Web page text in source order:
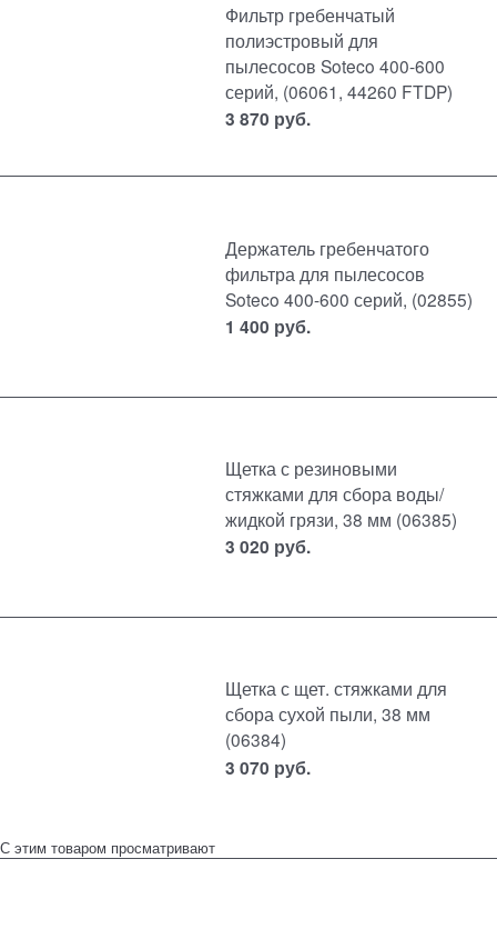
Фильтр гребенчатый
полиэстровый для
пылесосов Soteco 400-600
серий, (06061, 44260 FTDP)
3 870 руб.
Держатель гребенчатого
фильтра для пылесосов
Soteco 400-600 серий, (02855)
1 400 руб.
Щетка с резиновыми
стяжками для сбора воды/
жидкой грязи, 38 мм (06385)
3 020 руб.
Щетка с щет. стяжками для
сбора сухой пыли, 38 мм
(06384)
3 070 руб.
С этим товаром просматривают